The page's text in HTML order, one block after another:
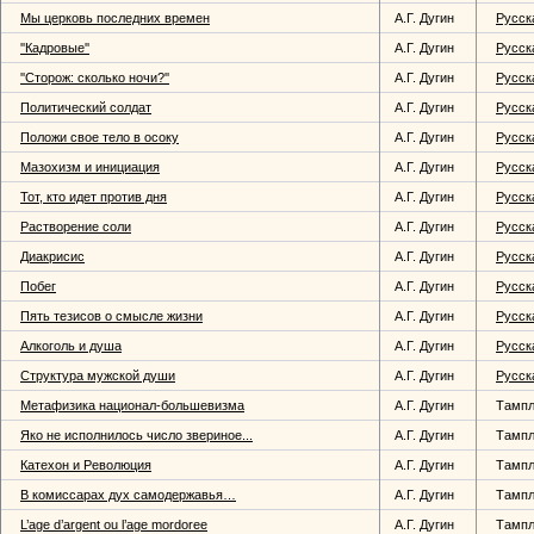
Мы церковь последних времен А.Г. Дугин
''Кадровые'' А.Г. Дугин
''Сторож: сколько ночи?'' А.Г. Дугин
Политический солдат А.Г. Дугин
Положи свое тело в осоку А.Г. Дугин
Мазохизм и инициация А.Г. Дугин
Тот, кто идет против дня А.Г. Дугин
Растворение соли А.Г. Дугин
Диакрисис А.Г. Дугин
Побег А.Г. Дугин
Пять тезисов о смысле жизни А.Г. Дугин
Алкоголь и душа А.Г. Дугин
Структура мужской души А.Г. Дугин
Метафизика национал-большевизма А.Г. Дугин
Яко не исполнилось число звериное... А.Г. Дугин
Катехон и Революция А.Г. Дугин
В комиссарах дух самодержавья… А.Г. Дугин
L’age d’argent ou l’age mordoree А.Г. Дугин